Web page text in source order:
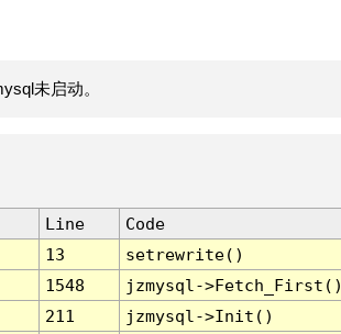
未启动。
Line
Code
13
setrewrite()
1548
jzmysql-
211
jzmysql->Init()